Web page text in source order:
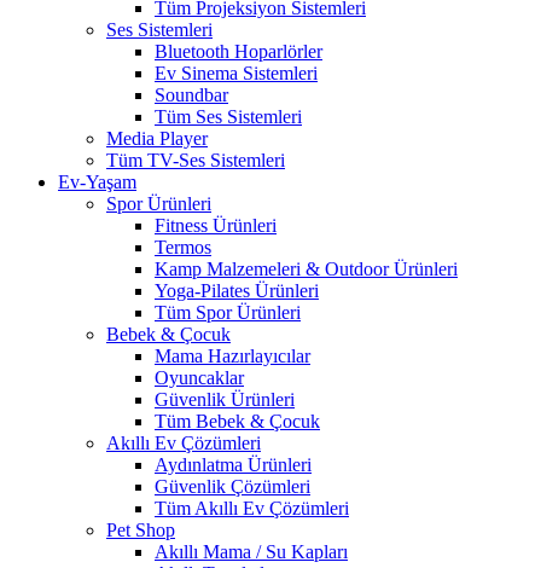
Tüm Projeksiyon Sistemleri
Ses Sistemleri
Bluetooth Hoparlörler
Ev Sinema Sistemleri
Soundbar
Tüm Ses Sistemleri
Media Player
Tüm TV-Ses Sistemleri
Ev-Yaşam
Spor Ürünleri
Fitness Ürünleri
Termos
Kamp Malzemeleri & Outdoor Ürünleri
Yoga-Pilates Ürünleri
Tüm Spor Ürünleri
Bebek & Çocuk
Mama Hazırlayıcılar
Oyuncaklar
Güvenlik Ürünleri
Tüm Bebek & Çocuk
Akıllı Ev Çözümleri
Aydınlatma Ürünleri
Güvenlik Çözümleri
Tüm Akıllı Ev Çözümleri
Pet Shop
Akıllı Mama / Su Kapları